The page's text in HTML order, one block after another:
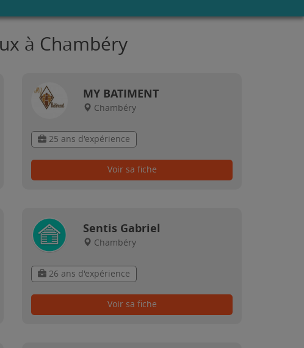
à Chambéry
MY BATIMENT
Chambéry
25 ans d'expérience
Voir sa fiche
Sentis Gabriel
Chambéry
26 ans d'expérience
Voir sa fiche